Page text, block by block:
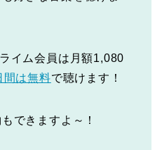
イム会員は月額1,080
間は無料で聴けます！
できますよ～！